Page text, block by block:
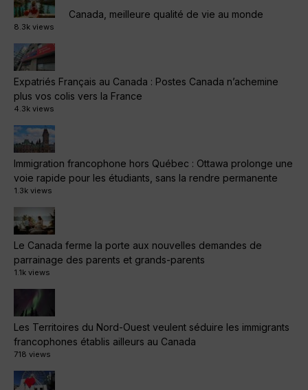
Canada, meilleure qualité de vie au monde
8.3k views
Expatriés Français au Canada : Postes Canada n’achemine
plus vos colis vers la France
4.3k views
Immigration francophone hors Québec : Ottawa prolonge une
voie rapide pour les étudiants, sans la rendre permanente
1.3k views
Le Canada ferme la porte aux nouvelles demandes de
parrainage des parents et grands-parents
1.1k views
Les Territoires du Nord-Ouest veulent séduire les immigrants
francophones établis ailleurs au Canada
718 views